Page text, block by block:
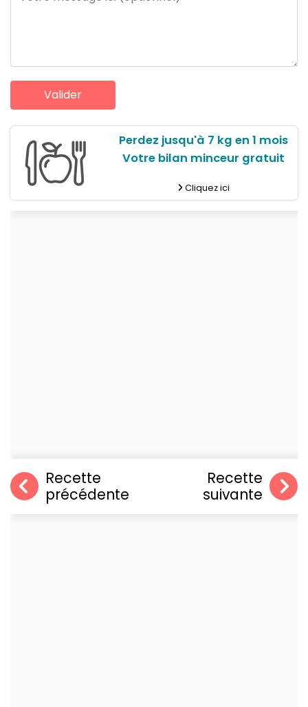
Perdez jusqu'à 7 kg en 1 mois
Votre bilan minceur gratuit
Cliquez ici
Recette
précédente
Recette
suivante